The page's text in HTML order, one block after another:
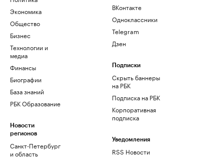
Экономика
Общество
Бизнес
Технологии и
медиа
Финансы
Биографии
База знаний
РБК Образование
Новости
регионов
Санкт-Петербург
и область
ВКонтакте
Одноклассники
Telegram
Дзен
Подписки
Скрыть баннеры
на РБК
Подписка на РБК
Корпоративная
подписка
Уведомления
RSS Новости